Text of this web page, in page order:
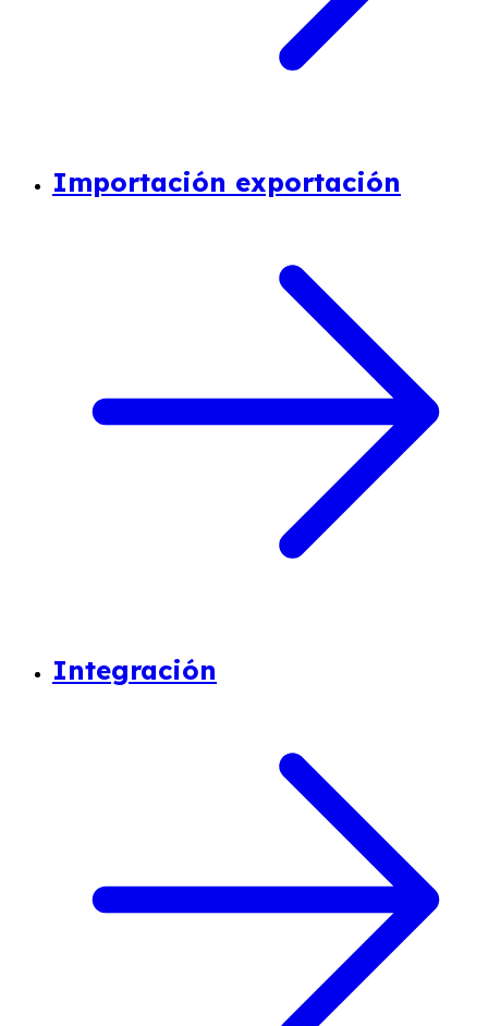
Importación exportación
Integración